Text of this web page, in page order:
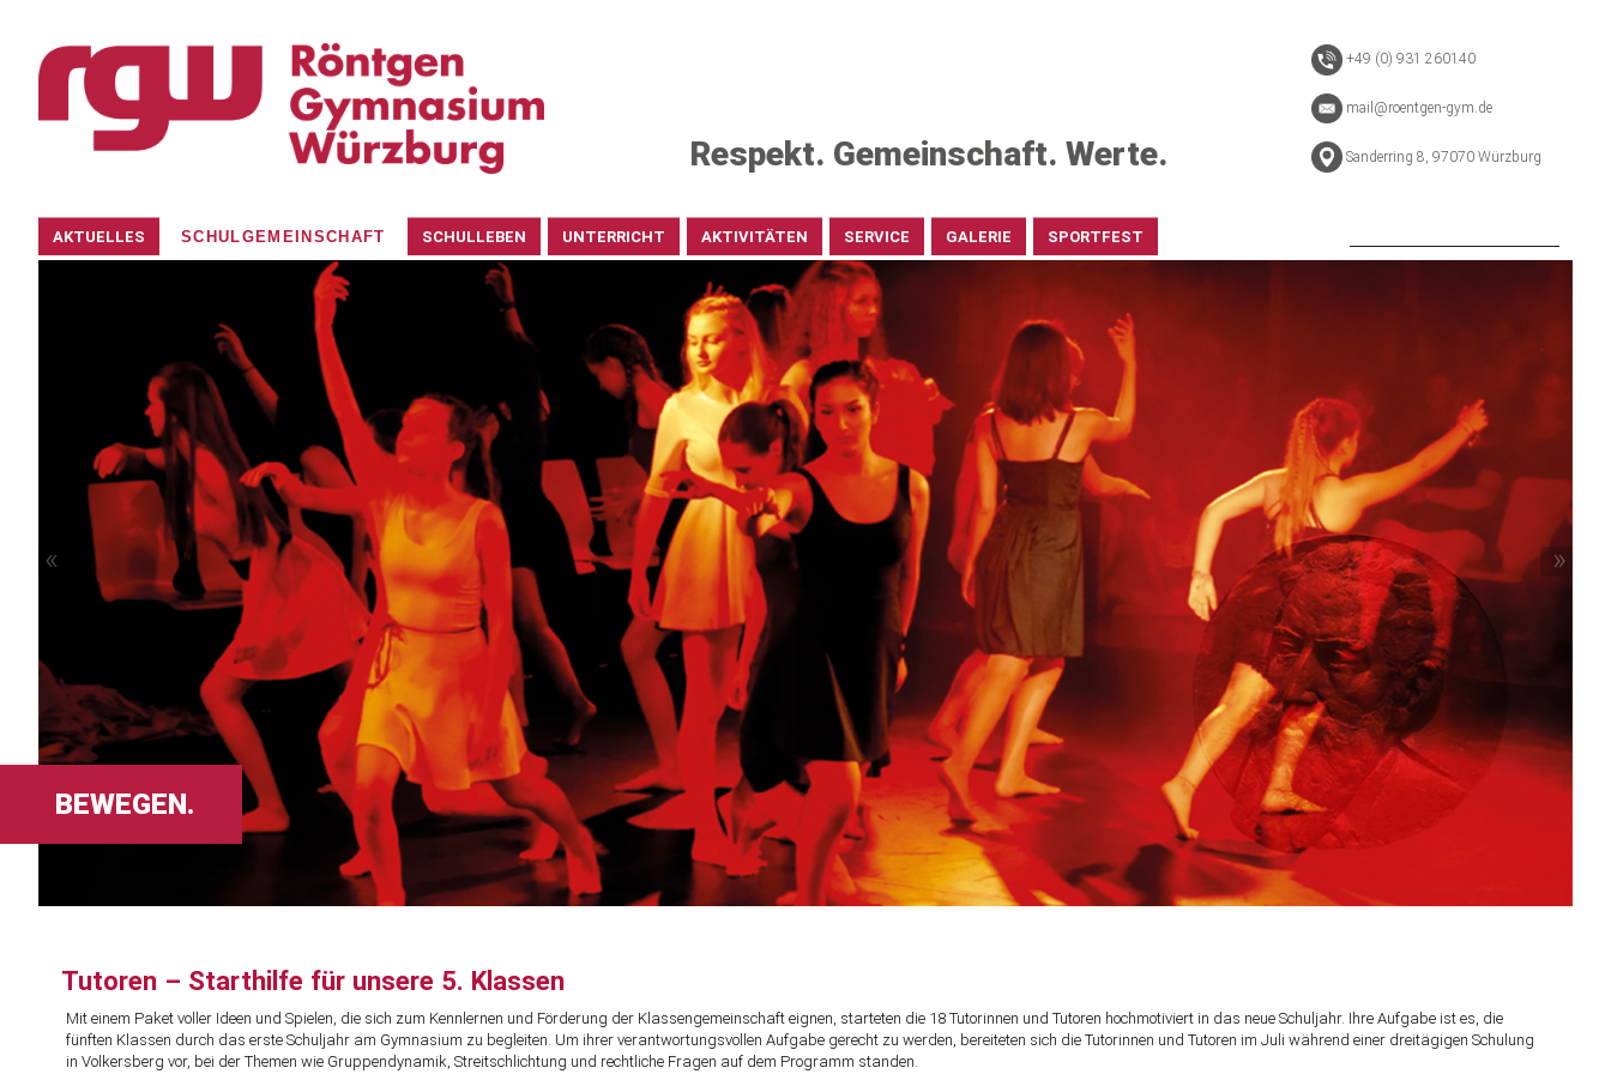
Respekt. Gemeinschaft. Werte.
+49 (0) 931 260140
mail@roentgen-gym.de
Sanderring 8, 97070 Würzburg
überspringen
AKTUELLES SCHULGEMEINSCHAFT SCHULLEBEN UNTERRICHT AKTIVITÄTEN SERVICE GALERIE SPORTFEST
BEWEGEN.
« »
Tutoren – Starthilfe für unsere 5. Klassen
Mit einem Paket voller Ideen und Spielen, die sich zum Kennlernen und Förderung der Klassengemeinschaft eignen, starteten die 18 Tutorinnen und Tutoren hochmotiviert in das neue Schuljahr. Ihre Aufgabe ist es, die
fünften Klassen durch das erste Schuljahr am Gymnasium zu begleiten. Um ihrer verantwortungsvollen Aufgabe gerecht zu werden, bereiteten sich die Tutorinnen und Tutoren im Juli während einer dreitägigen Schulung
in Volkersberg vor, bei der Themen wie Gruppendynamik, Streitschlichtung und rechtliche Fragen auf dem Programm standen.